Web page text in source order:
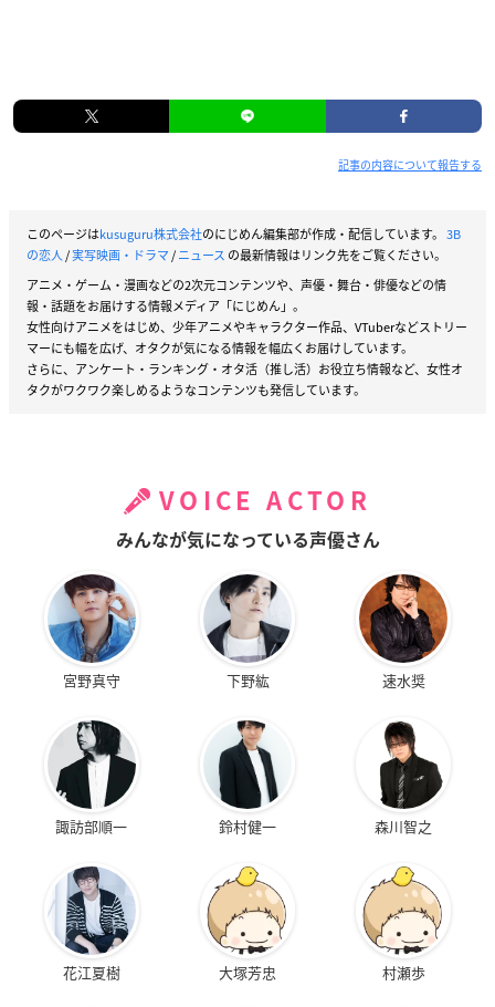
記事の内容について報告する
このページはkusuguru株式会社のにじめん編集部が作成・配信しています。 3B
の恋人/実写映画・ドラマ/ニュース の最新情報はリンク先をご覧ください。
アニメ・ゲーム・漫画などの2次元コンテンツや、声優・舞台・俳優などの情
報・話題をお届けする情報メディア「にじめん」。
女性向けアニメをはじめ、少年アニメやキャラクター作品、VTuberなどストリー
マーにも幅を広げ、オタクが気になる情報を幅広くお届けしています。
さらに、アンケート・ランキング・オタ活（推し活）お役立ち情報など、女性オ
タクがワクワク楽しめるようなコンテンツも発信しています。
VOICE ACTOR
みんなが気になっている声優さん
宮野真守 下野紘 速水奨
諏訪部順一 鈴村健一 森川智之
花江夏樹 大塚芳忠 村瀬歩